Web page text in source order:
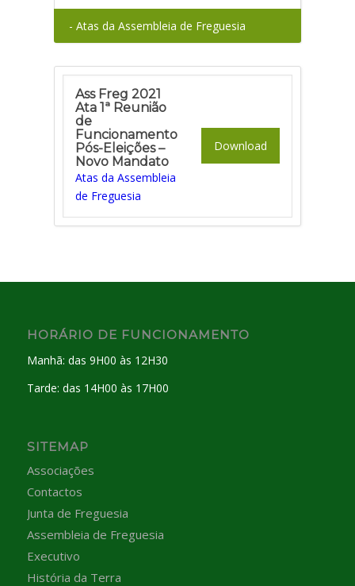
- Atas da Assembleia de Freguesia
Ass Freg 2021
Ata 1ª Reunião
de
Funcionamento
Pós-Eleições –
Novo Mandato
Atas da Assembleia
de Freguesia
Download
HORÁRIO DE FUNCIONAMENTO
Manhã: das 9H00 às 12H30
Tarde: das 14H00 às 17H00
SITEMAP
Associações
Contactos
Junta de Freguesia
Assembleia de Freguesia
Executivo
História da Terra